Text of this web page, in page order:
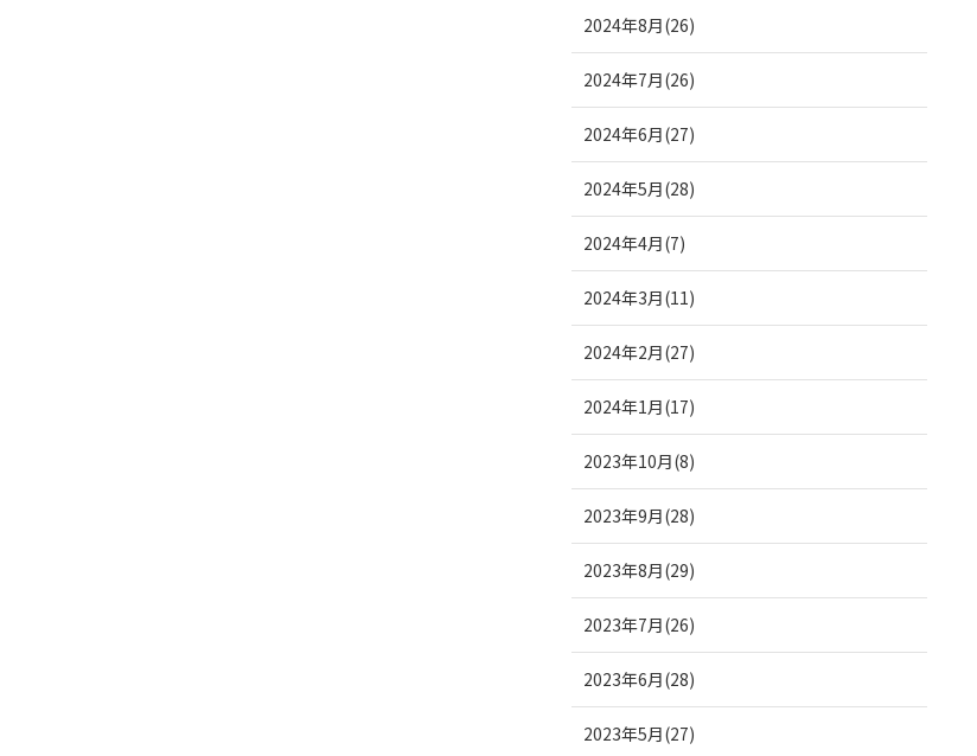
2024年8月(26)
2024年7月(26)
2024年6月(27)
2024年5月(28)
2024年4月(7)
2024年3月(11)
2024年2月(27)
2024年1月(17)
2023年10月(8)
2023年9月(28)
2023年8月(29)
2023年7月(26)
2023年6月(28)
2023年5月(27)